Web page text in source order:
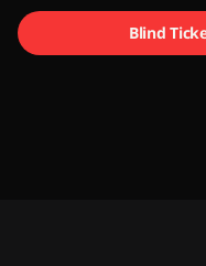
Blind